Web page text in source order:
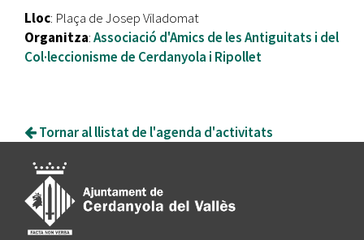
Lloc: Plaça de Josep Viladomat
Organitza:Associació d'Amics de les Antiguitats i del
Col·leccionisme de Cerdanyola i Ripollet
Tornar al llistat de l'agenda d'activitats